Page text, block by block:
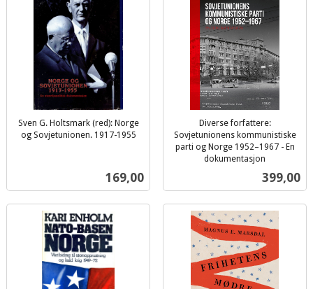
Sven G. Holtsmark (red): Norge
og Sovjetunionen. 1917-1955
Pris
169,00
Diverse forfattere:
Sovjetunionens kommunistiske
parti og Norge 1952–1967 - En
dokumentasjon
Pris
399,00